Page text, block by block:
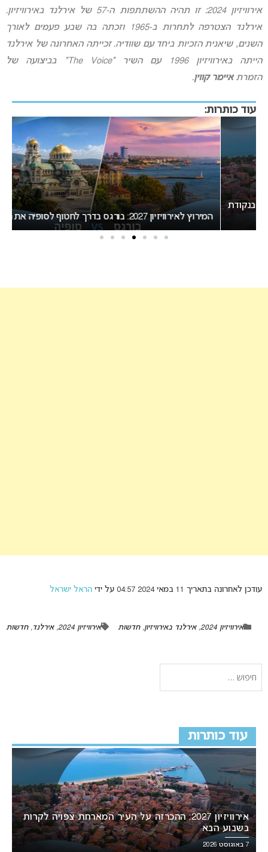
אירוויזיון 2024: זו תהיה ההשתתפות ה-57 של אירלנד באירוויזיון.
אירלנד הצטרפה לתחרות ב-1965 וזכתה בה שבע פעמים לאורך
השנים, שיאנית הזכיות ביחד עם שוודיה. זכייתה האחרונה של אירלנד
הייתה באירוויזיון 1996 עם השיר “The Voice” בביצועה של
הזמרתאיימר קווין.
עוד כותרות:
המירוץ לאירוויזיון 2027: בורגס בדרך לחטוף לסופיה את האירוח
עודכן לאחרונה בתאריך 11 במאי 2024 04:57 על ידי הראל ישראל
אירוויזיון 2024 ,אירלנד באירוויזיון,חדשות אירוויזיון 2024 ,אירלנד,חדשות
עוד כותרות
אירוויזיון 2027: ההכרזה על העיר המארחת צפויה לקרות
בשבוע הבא
7 באוגוסט 2026